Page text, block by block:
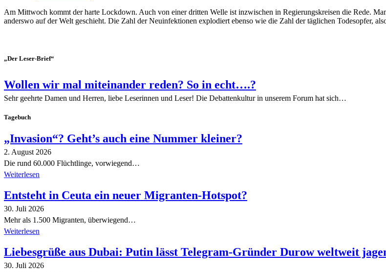
Am Mittwoch kommt der harte Lockdown. Auch von einer dritten Welle ist inzwischen in Regierungskreisen die Rede.
anderswo auf der Welt geschieht. Die Zahl der Neuinfektionen explodiert ebenso wie die Zahl der täglichen Todesopfer,
„Der Leser-Brief“
Wollen wir mal miteinander reden? So in echt….?
Sehr geehrte Damen und Herren, liebe Leserinnen und Leser! Die Debattenkultur in unserem Forum hat sich…
Tagebuch
„Invasion“? Geht’s auch eine Nummer kleiner?
2. August 2026
Die rund 60.000 Flüchtlinge, vorwiegend…
Weiterlesen
Entsteht in Ceuta ein neuer Migranten-Hotspot?
30. Juli 2026
Mehr als 1.500 Migranten, überwiegend…
Weiterlesen
Liebesgrüße aus Dubai: Putin lässt Telegram-Gründer Durow weltweit
30. Juli 2026